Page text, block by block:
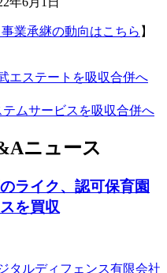
業承継の動向はこちら 】
エステートを吸収合併へ
ムサービスを吸収合併へ
ニュース
ライク、認可保育園
を買収
タルディフェンス有限会社